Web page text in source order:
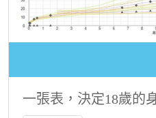
一張表，決定18歲的